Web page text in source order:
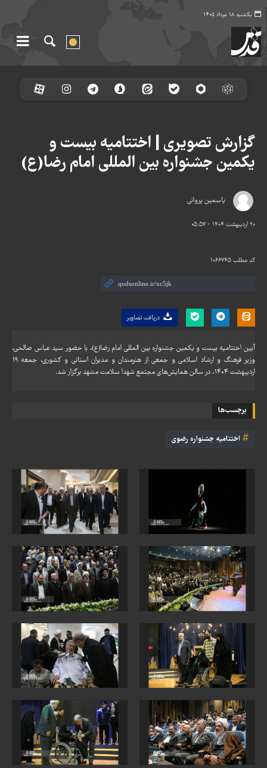
یکشنبه ۱۸ مرداد ۱۴۰۵
یاسمین پروانی
۲۰ اردیبهشت ۱۴۰۴ - ۰۵:۵۷
کد مطلب ۱۰۶۶۷۴۵
دریافت تصاویر
گزارش تصویری | اختتامیه بیست و
یکمین جشنواره بین المللی امام رضا(ع)
آیین اختتامیه بیست و یکمین جشنواره بین المللی امام رضا(ع)، با حضور سید عباس صالحی،
وزیر فرهنگ و ارشاد اسلامی و جمعی از هنرمندان و مدیران استانی و کشوری، جمعه ۱۹
اردیبهشت ۱۴۰۴، در سالن همایش‌های مجتمع شهدا سلامت مشهد برگزار شد.
برچسب‌ها
اختتامیه جشنواره رضوی